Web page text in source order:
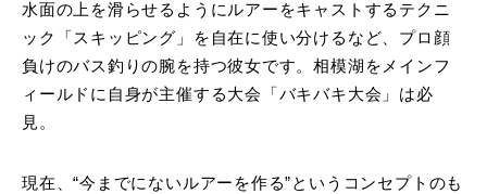
水面の上を滑らせるようにルアーをキャストするテクニ
ック「スキッピング」を自在に使い分けるなど、プロ顔
負けのバス釣りの腕を持つ彼女です。相模湖をメインフ
ィールドに自身が主催する大会「バキバキ大会」は必
見。
現在、“今までにないルアーを作る”というコンセプトのも